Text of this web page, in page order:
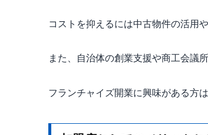
コストを抑えるには中古物件の活用
また、自治体の創業支援や商工会議
フランチャイズ開業に興味がある方